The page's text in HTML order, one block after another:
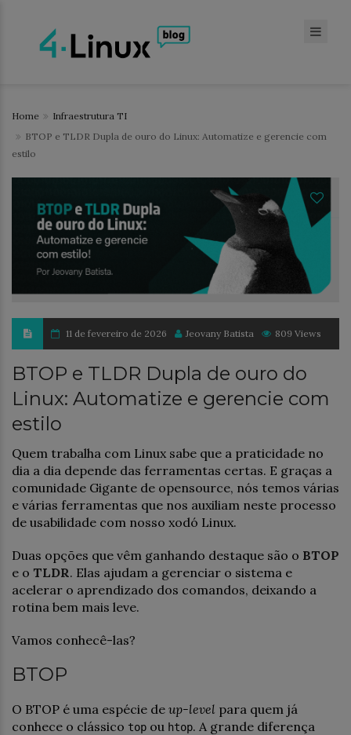
Home
Infraestrutura TI
BTOP e TLDR Dupla de ouro do Linux: Automatize e gerencie com
estilo
11 de fevereiro de 2026 Jeovany Batista 809 Views
BTOP e TLDR Dupla de ouro do
Linux: Automatize e gerencie com
estilo
Quem trabalha com Linux sabe que a praticidade no
dia a dia depende das ferramentas certas. E graças a
comunidade Gigante de opensource, nós temos várias
e várias ferramentas que nos auxiliam neste processo
de usabilidade com nosso xodó Linux.
Duas opções que vêm ganhando destaque são o BTOP
e o TLDR. Elas ajudam a gerenciar o sistema e
acelerar o aprendizado dos comandos, deixando a
rotina bem mais leve.
Vamos conhecê-las?
BTOP
O BTOP é uma espécie de up-level para quem já
conhece o clássico top ou htop. A grande diferença